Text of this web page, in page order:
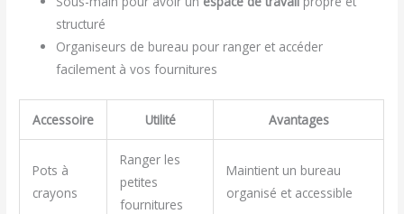
structuré
Organiseurs de bureau pour ranger et accéder
facilement à vos fournitures
Accessoire Utilité Avantages
Pots à
crayons
Ranger les
petites
fournitures
Maintient un bureau
organisé et accessible